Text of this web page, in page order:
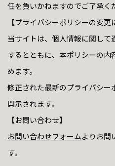
任を負いかねますのでご了承く
【プライバシーポリシーの変更
当サイトは、個人情報に関し
するとともに、本ポリシーの
めます。
修正された最新のプライバシー
開示されます。
【お問い合わせ】
お問い合わせフォームよりお問
す。